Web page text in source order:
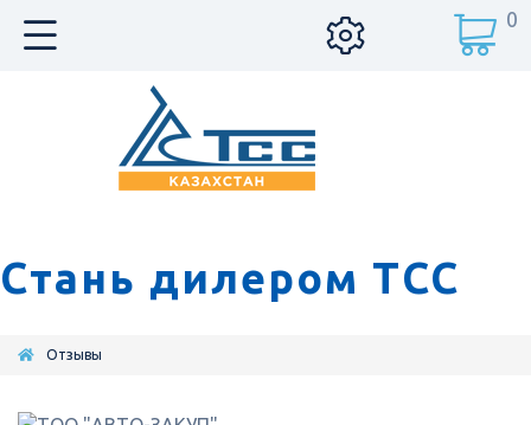
Стань дилером ТСС
0
Отзывы